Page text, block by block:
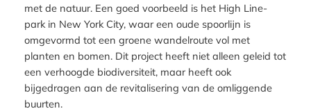
met de natuur. Een goed voorbeeld is het High Line-
park in New York City, waar een oude spoorlijn is
omgevormd tot een groene wandelroute vol met
planten en bomen. Dit project heeft niet alleen geleid tot
een verhoogde biodiversiteit, maar heeft ook
bijgedragen aan de revitalisering van de omliggende
buurten.